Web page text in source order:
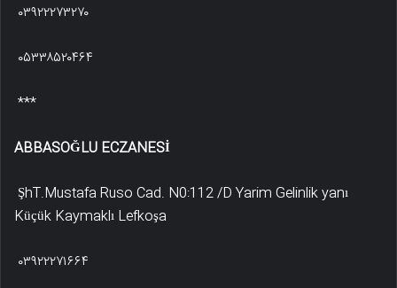
۰۳۹۲۲۲۷۳۲۷۰
۰۵۳۳۸۵۲۰۴۶۴
***
ABBASOĞLU ECZANESİ
ŞhT.Mustafa Ruso Cad. N0:112 /D Yarim Gelinlik yanı
Küçük Kaymaklı Lefkoşa
۰۳۹۲۲۲۷۱۶۶۴